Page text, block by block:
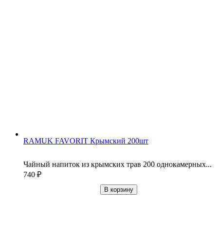
RAMUK FAVORIT Крымский 200шт
Чайный напиток из крымских трав 200 однокамерных...
740 ₽
В корзину